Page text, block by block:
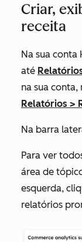
Criar,
receita
Na sua conta
até
na sua
Relatórios >
Na barra
Para ver
área de
esquerda,
relatórios